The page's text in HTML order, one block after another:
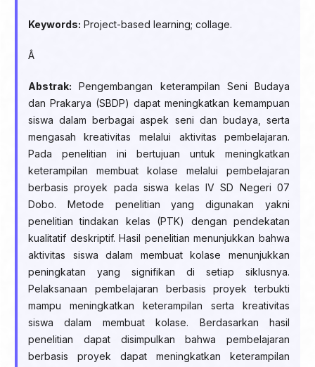
Keywords: Project-based learning; collage.
Â
Abstrak: Pengembangan keterampilan Seni Budaya
dan Prakarya (SBDP) dapat meningkatkan kemampuan
siswa dalam berbagai aspek seni dan budaya, serta
mengasah kreativitas melalui aktivitas pembelajaran.
Pada penelitian ini bertujuan untuk meningkatkan
keterampilan membuat kolase melalui pembelajaran
berbasis proyek pada siswa kelas IV SD Negeri 07
Dobo. Metode penelitian yang digunakan yakni
penelitian tindakan kelas (PTK) dengan pendekatan
kualitatif deskriptif. Hasil penelitian menunjukkan bahwa
aktivitas siswa dalam membuat kolase menunjukkan
peningkatan yang signifikan di setiap siklusnya.
Pelaksanaan pembelajaran berbasis proyek terbukti
mampu meningkatkan keterampilan serta kreativitas
siswa dalam membuat kolase. Berdasarkan hasil
penelitian dapat disimpulkan bahwa pembelajaran
berbasis proyek dapat meningkatkan keterampilan